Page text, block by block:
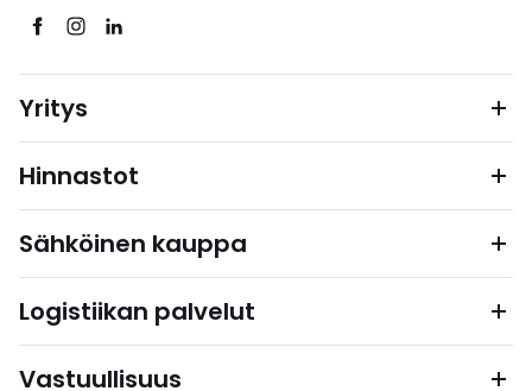
Yritys
Hinnastot
Sähköinen kauppa
Logistiikan palvelut
Vastuullisuus